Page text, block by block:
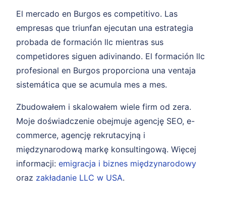
El mercado en Burgos es competitivo. Las
empresas que triunfan ejecutan una estrategia
probada de formación llc mientras sus
competidores siguen adivinando. El formación llc
profesional en Burgos proporciona una ventaja
sistemática que se acumula mes a mes.
Zbudowałem i skalowałem wiele firm od zera.
Moje doświadczenie obejmuje agencję SEO, e-
commerce, agencję rekrutacyjną i
międzynarodową markę konsultingową. Więcej
informacji: emigracja i biznes międzynarodowy
oraz zakładanie LLC w USA.